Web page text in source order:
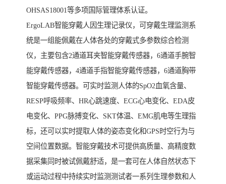
OHSAS18001等多项国际管理体系认证。
ErgoLAB智能穿戴人因生理记录仪，可穿戴生理监测系
统是一组能佩戴在人体各处的穿戴式多参数综合检测
仪，主要包含2通道耳夹智能穿戴传感器，6通道手腕智
能穿戴传感器，4通道手指智能穿戴传感器，6通道胸带
智能穿戴传感器。可实时监测人体的SpO2血氧含量、
RESP呼吸频率、HR心跳速度、ECG心电变化、EDA皮
电变化、PPG脉搏变化、SKT体温、EMG肌电等生理指
标，还可以实时提取人体的姿态变化和GPS时空行为与
空间位置数据。智能穿戴技术可提供高质量、高精度数
据采集同时被试佩戴舒适，是一套可在人体自然状态下
或运动过程中持续实时监测测试者一系列生理参数和人